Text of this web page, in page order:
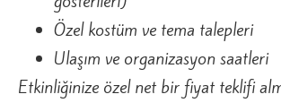
Özel kostüm ve tema talepleri
Ulaşım ve organizasyon saatleri
Etkinliğinize özel net bir fiyat teklifi